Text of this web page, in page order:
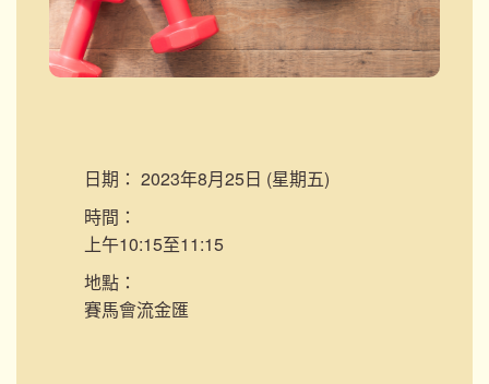
日期： 2023年8月25日 (星期五)
時間：
上午10:15至11:15
地點：
賽馬會流金匯